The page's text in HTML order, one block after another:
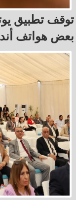
توقف تطبيق
بعض هواتف